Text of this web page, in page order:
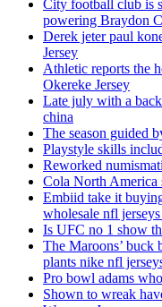
City football club is
powering Braydon
Derek jeter paul
Jersey
Athletic reports the
Okereke Jersey
Late july with a
china
The season guided
Playstyle skills
Reworked
Cola North America
Embiid take it
wholesale nfl
Is UFC no 1 show
The Maroons’ buck
plants nike nfl
Pro bowl adams
Shown to wreak